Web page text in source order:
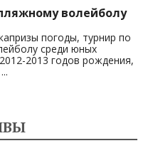
волейболу
погоды, турнир по
среди юных
2013 годов рождения,
...